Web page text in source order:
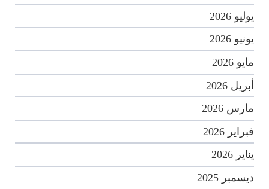
يوليو 2026
يونيو 2026
مايو 2026
أبريل 2026
مارس 2026
فبراير 2026
يناير 2026
ديسمبر 2025